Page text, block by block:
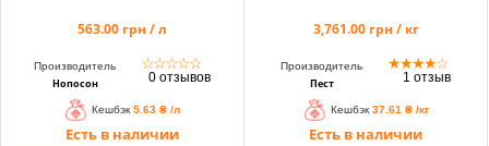
563.00 грн / л
Производитель
Нопосон
☆☆☆☆☆
0 отзывов
Кешбэк 5.63 ₴ /л
Есть в наличии
3,761.00 грн / кг
Производитель
Пест
★★★★☆
1 отзыв
Кешбэк 37.61 ₴ /кг
Есть в наличии